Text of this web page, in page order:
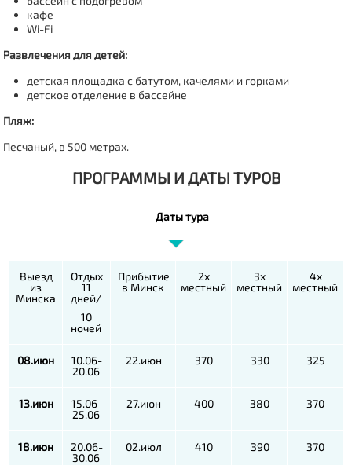
кафе
Wi-Fi
Развлечения для детей:
детская площадка с батутом, качелями и горками
детское отделение в бассейне
Пляж:
Песчаный, в 500 метрах.
ПРОГРАММЫ И ДАТЫ ТУРОВ
Даты тура
Выезд
из
Минска
Отдых
11
дней/
10
ночей
Прибытие
в Минск
2х
местный
3х
местный
4х
местный
08.июн
10.06-
20.06
22.июн 370 330 325
13.июн
15.06-
25.06
27.июн 400 380 370
18.июн
20.06-
30.06
02.июл 410 390 370